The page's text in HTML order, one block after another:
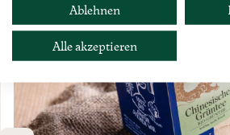
Ablehnen
Alle akzeptieren